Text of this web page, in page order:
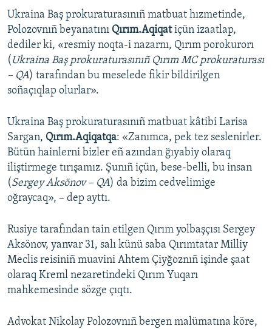
Ukraina Baş prokuraturasınıñ matbuat hızmetinde,
Polozovnıñ beyanatını Qırım.Aqiqatiçün izaatlap,
dediler ki, «resmiy noqta-i nazarnı, Qırım porokurorı
( Ukraina Baş prokuraturasınıñ Qırım MC prokuraturası
– QA) tarafından bu meselede fikir bildirilgen
soñaçıqlap olurlar».
Ukraina Baş prokuraturasınıñ matbuat kâtibi Larisa
Sargan, Qırım.Aqiqatqa: «Zanımca, pek tez seslenirler.
Bütün hainlerni bizler eñ azından ğıyabiy olaraq
iliştirmege tırışamız. Şunıñ içün, bese-belli, bu insan
(Sergey Aksönov – QA) da bizim cedvelimige
oğraycaq», – dep ayttı.
Rusiye tarafından tain etilgen Qırım yolbaşçısı Sergey
Aksönov, yanvar 31, salı künü saba Qırımtatar Milliy
Meclis reisiniñ muavini Ahtem Çiyğoznıñ işinde şaat
olaraq Kreml nezaretindeki Qırım Yuqarı
mahkemesinde sözge çıqtı.
Advokat Nikolay Polozovnıñ bergen malümatına köre,